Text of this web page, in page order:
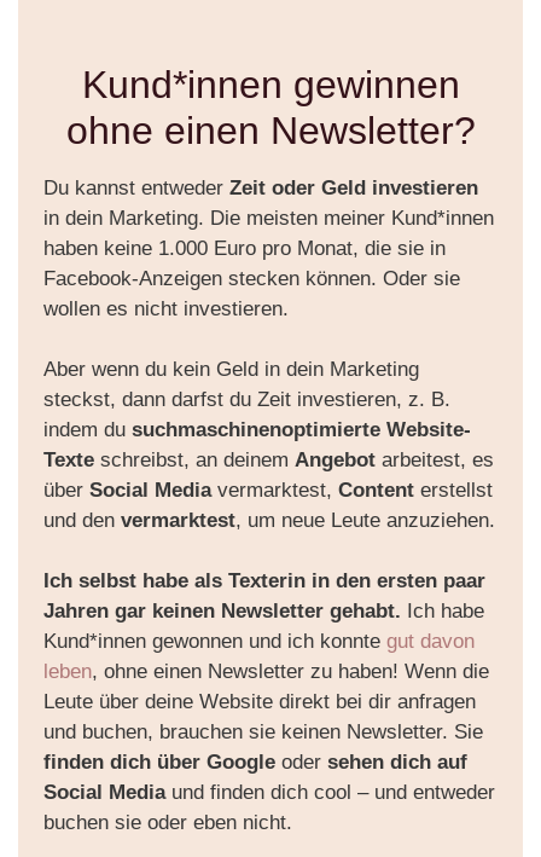
Kund*innen gewinnen
ohne einen Newsletter?
Du kannst entwederZeit oder Geld investieren
in dein Marketing. Die meisten meiner Kund*innen
haben keine 1.000 Euro pro Monat, die sie in
Facebook-Anzeigen stecken können. Oder sie
wollen es nicht investieren.
Aber wenn du kein Geld in dein Marketing
steckst, dann darfst du Zeit investieren, z. B.
indem dusuchmaschinenoptimierte Website-
Texte schreibst, an deinem Angebot arbeitest, es
überSocial Mediavermarktest,Content erstellst
und denvermarktest, um neue Leute anzuziehen.
Ich selbst habe als Texterin in den ersten paar
Jahren gar keinen Newsletter gehabt. Ich habe
Kund*innen gewonnen und ich konntegut davon
leben, ohne einen Newsletter zu haben! Wenn die
Leute über deine Website direkt bei dir anfragen
und buchen, brauchen sie keinen Newsletter. Sie
finden dich über Google odersehen dich auf
Social Mediaund finden dich cool – und entweder
buchen sie oder eben nicht.